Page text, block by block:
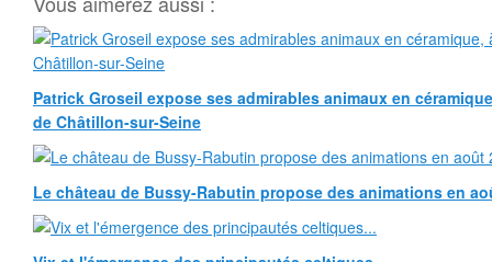
Patrick Groseil expose ses admirables animaux en
de Châtillon-sur-Seine
Le château de Bussy-Rabutin propose des animations en